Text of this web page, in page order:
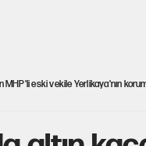
MHP'li eski vekile Yerlikaya'nın